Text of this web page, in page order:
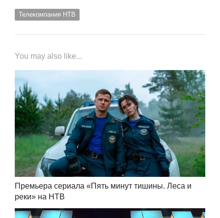
Телекомпания НТВ
You may also like...
Премьера сериала «Пять минут тишины. Леса и
реки» на НТВ